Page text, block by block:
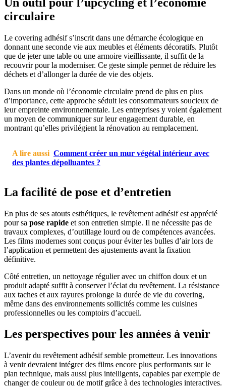
circulaire
Le covering adhésif s’inscrit dans une démarche écologique en
donnant une seconde vie aux meubles et éléments décoratifs. Plutôt
que de jeter une table ou une armoire vieillissante, il suffit de la
recouvrir pour la moderniser. Ce geste simple permet de réduire les
déchets et d’allonger la durée de vie des objets.
Dans un monde où l’économie circulaire prend de plus en plus
d’importance, cette approche séduit les consommateurs soucieux de
leur empreinte environnementale. Les entreprises y voient également
un moyen de communiquer sur leur engagement durable, en
montrant qu’elles privilégient la rénovation au remplacement.
A lire aussi Comment créer un mur végétal intérieur avec
des plantes dépolluantes ?
La facilité de pose et d’entretien
En plus de ses atouts esthétiques, le revêtement adhésif est apprécié
pour sa pose rapide et son entretien simple. Il ne nécessite pas de
travaux complexes, d’outillage lourd ou de compétences avancées.
Les films modernes sont conçus pour éviter les bulles d’air lors de
l’application et permettent des ajustements avant la fixation
définitive.
Côté entretien, un nettoyage régulier avec un chiffon doux et un
produit adapté suffit à conserver l’éclat du revêtement. La résistance
aux taches et aux rayures prolonge la durée de vie du covering,
même dans des environnements sollicités comme les cuisines
professionnelles ou les comptoirs d’accueil.
Les perspectives pour les années à venir
L’avenir du revêtement adhésif semble prometteur. Les innovations
à venir devraient intégrer des films encore plus performants sur le
plan technique, mais aussi plus intelligents, capables par exemple de
changer de couleur ou de motif grâce à des technologies interactives.